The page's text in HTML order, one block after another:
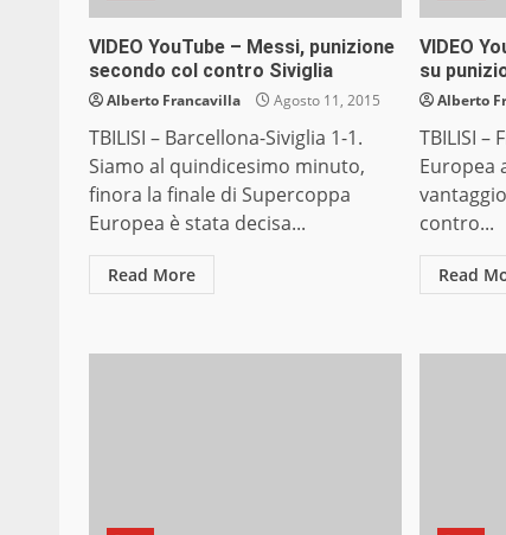
VIDEO YouTube – Messi, punizione
secondo col contro Siviglia
Alberto Francavilla Agosto 11, 2015
TBILISI – Barcellona-Siviglia 1-1.
Siamo al quindicesimo minuto,
finora la finale di Supercoppa
Europea è stata decisa...
Read More
VIDEO
su
Alberto
TBILISI –
Europea
contro...
Read